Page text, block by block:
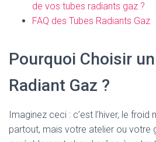
de vos tubes radiants gaz ?
FAQ des Tubes Radiants Gaz
Pourquoi Choisir
Radiant Gaz ?
Imaginez ceci : c’est l’hiver, le froid
partout, mais votre atelier ou votre